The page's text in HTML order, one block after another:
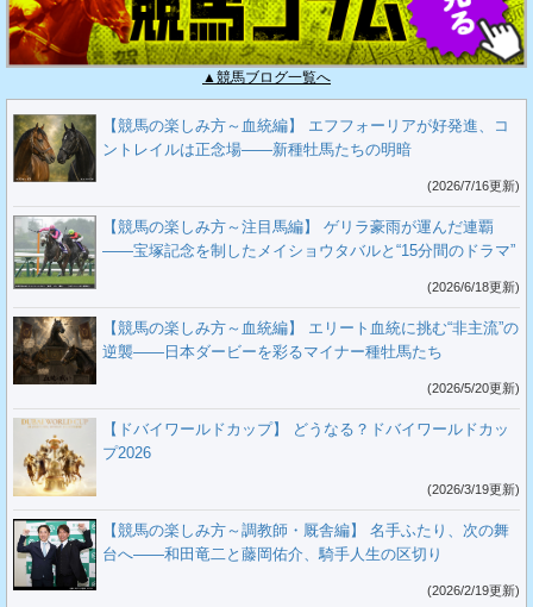
▲競馬ブログ一覧へ
【競馬の楽しみ方～血統編】 エフフォーリアが好発進、コ
ントレイルは正念場――新種牡馬たちの明暗
(2026/7/16更新)
【競馬の楽しみ方～注目馬編】 ゲリラ豪雨が運んだ連覇
――宝塚記念を制したメイショウタバルと“15分間のドラマ”
(2026/6/18更新)
【競馬の楽しみ方～血統編】 エリート血統に挑む“非主流”の
逆襲――日本ダービーを彩るマイナー種牡馬たち
(2026/5/20更新)
【ドバイワールドカップ】 どうなる？ドバイワールドカッ
プ2026
(2026/3/19更新)
【競馬の楽しみ方～調教師・厩舎編】 名手ふたり、次の舞
台へ――和田竜二と藤岡佑介、騎手人生の区切り
(2026/2/19更新)